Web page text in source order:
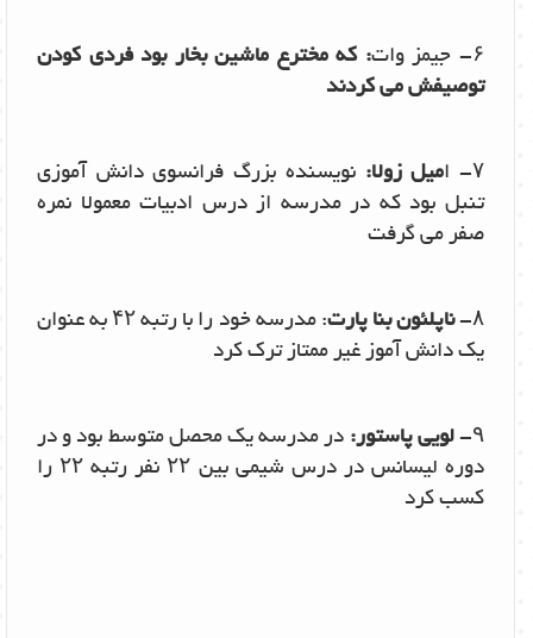
۶- جیمز وات
: که مخترع ماشین بخار بود فردی کودن
توصیفش می کردند
۷- ا میل زولا:نویسنده بزرگ فرانسوی دانش آموزی
تنبل بود که در مدرسه از درس ادبیات معمولا نمره
صفر می گرفت
۸- ناپلئون بنا پارت
: مدرسه خود را با رتبه ۴۲ به عنوان
یک دانش آموز غیر ممتاز ترک کرد
۹- لویی پاستور: در مدرسه یک محصل متوسط بود و در
دوره لیسانس در درس شیمی بین ۲۲ نفر رتبه ۲۲ را
کسب کرد